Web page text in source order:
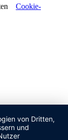
Cookie-
von Dritten,
und